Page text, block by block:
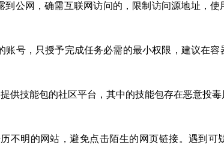
到公网，确需互联网访问的，限制访问源地址，
账号，只授予完成任务必需的最小权限，建议在
供技能包的社区平台，其中的技能包存在恶意投
不明的网站，避免点击陌生的网页链接。遇到可